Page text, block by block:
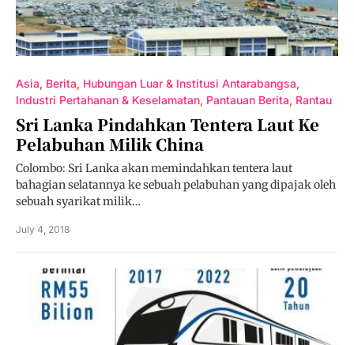
Asia Berita Hubungan Luar & Institusi Antarabangsa
Industri Pertahanan & Keselamatan Pantauan Berita Rantau
Sri Lanka Pindahkan Tentera Laut Ke
Pelabuhan Milik China
Colombo: Sri Lanka akan memindahkan tentera laut
bahagian selatannya ke sebuah pelabuhan yang dipajak oleh
sebuah syarikat milik…
July 4, 2018